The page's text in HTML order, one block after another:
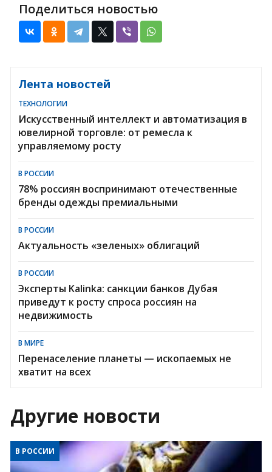
Поделиться новостью
Лента новостей
ТЕХНОЛОГИИ
Искусственный интеллект и автоматизация в
ювелирной торговле: от ремесла к
управляемому росту
В РОССИИ
78% россиян воспринимают отечественные
бренды одежды премиальными
В РОССИИ
Актуальность «зеленых» облигаций
В РОССИИ
Эксперты Kalinka: санкции банков Дубая
приведут к росту спроса россиян на
недвижимость
В МИРЕ
Перенаселение планеты — ископаемых не
хватит на всех
Другие новости
В РОССИИ